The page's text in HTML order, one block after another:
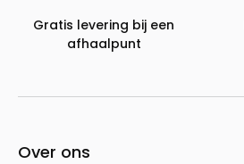
Gratis levering bij een
afhaalpunt
Over ons